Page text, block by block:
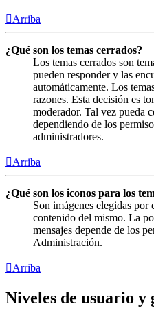
Arriba
¿Qué son los temas cerrados?
Los temas cerrados son
pueden responder y las
automáticamente. Los
razones. Esta decisión es
moderador. Tal vez pueda
dependiendo de los
administradores.
Arriba
¿Qué son los iconos para los
Son imágenes elegidas
contenido del mismo. La
mensajes depende de los
Administración.
Arriba
Niveles de usuario y